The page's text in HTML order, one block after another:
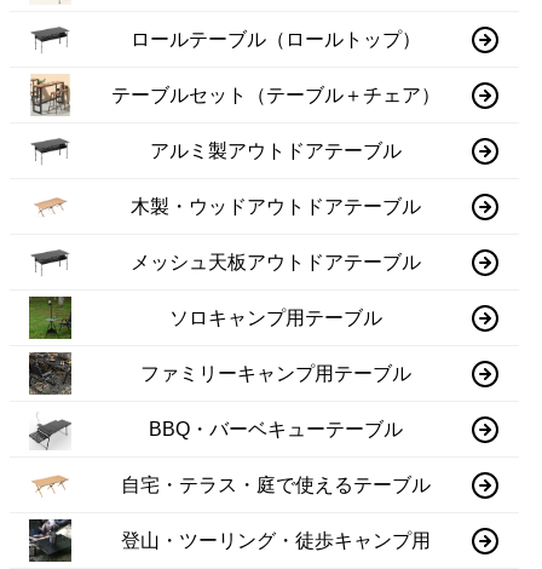
ロールテーブル（ロールトップ）
テーブルセット（テーブル＋チェア）
アルミ製アウトドアテーブル
木製・ウッドアウトドアテーブル
メッシュ天板アウトドアテーブル
ソロキャンプ用テーブル
ファミリーキャンプ用テーブル
BBQ・バーベキューテーブル
自宅・テラス・庭で使えるテーブル
登山・ツーリング・徒歩キャンプ用